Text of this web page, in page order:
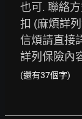
也可. 聯絡
扣 (麻煩詳
信煩請直接
詳列保險內
(還有37個字)